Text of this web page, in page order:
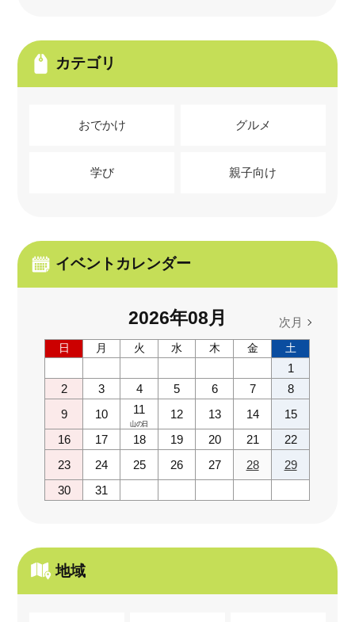
カテゴリ
おでかけ グルメ
学び 親子向け
イベントカレンダー
2026年08月 次月
日 月 火 水 木 金 土
1
2
3 4 5 6 7
8
9
10 11
山の日
12 13 14
15
16
17 18 19 20 21
22
23
24 25 26 27 28
29
30
31
地域